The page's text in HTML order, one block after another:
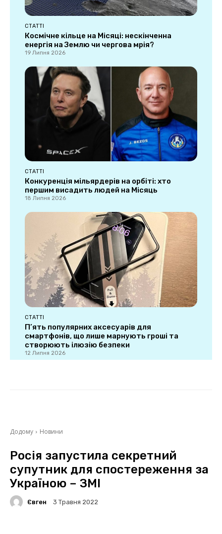
СТАТТІ
Космічне кільце на Місяці: нескінченна
енергія на Землю чи чергова мрія?
19 Липня 2026
СТАТТІ
Конкуренція мільярдерів на орбіті: хто
першим висадить людей на Місяць
18 Липня 2026
СТАТТІ
П’ять популярних аксесуарів для
смартфонів, що лише марнують гроші та
створюють ілюзію безпеки
12 Липня 2026